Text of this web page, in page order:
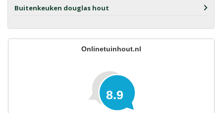
Buitenkeuken douglas hout
Onlinetuinhout.nl
8.9